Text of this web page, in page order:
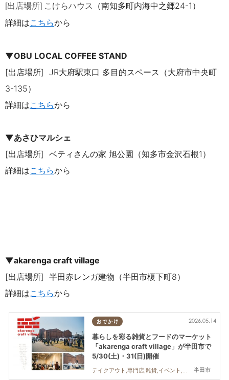
[出店場所] こけらハウス
（南知多町内海中之郷24-1）
詳細はこちらから
▼OBU LOCAL COFFEE STAND
[出店場所] JR大府駅東口 多目的スペース（大府市中央町
3-135）
詳細はこちらから
▼あさひマルシェ
[出店場所] ベティさんの家 旭公園（知多市金沢石根1 ）
詳細はこちらから
▼akarenga craft village
[出店場所] 半田赤レンガ建物（半田市榎下町8）
詳細はこちらから
おでかけ
半田市
2026.05.14
暮らしを彩る雑貨とフードのマーケット
「akarenga craft village」が半田市で
5/30(土)・31(日)開催